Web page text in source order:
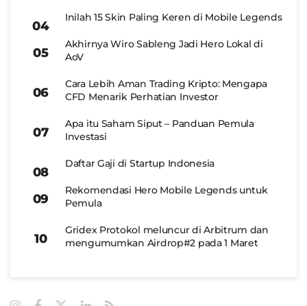
Inilah 15 Skin Paling Keren di Mobile Legends
Akhirnya Wiro Sableng Jadi Hero Lokal di
AoV
Cara Lebih Aman Trading Kripto: Mengapa
CFD Menarik Perhatian Investor
Apa itu Saham Siput – Panduan Pemula
Investasi
Daftar Gaji di Startup Indonesia
Rekomendasi Hero Mobile Legends untuk
Pemula
Gridex Protokol meluncur di Arbitrum dan
mengumumkan Airdrop#2 pada 1 Maret